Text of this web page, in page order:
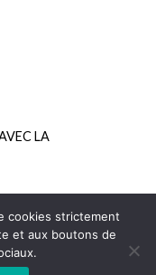
LA
cookies strictement
et aux boutons de